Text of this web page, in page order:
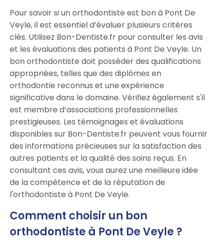
Pour savoir si un orthodontiste est bon à Pont De
Veyle, il est essentiel d’évaluer plusieurs critères
clés. Utilisez Bon-Dentiste.fr pour consulter les avis
et les évaluations des patients à Pont De Veyle. Un
bon orthodontiste doit posséder des qualifications
appropriées, telles que des diplômes en
orthodontie reconnus et une expérience
significative dans le domaine. Vérifiez également s'il
est membre d’associations professionnelles
prestigieuses. Les témoignages et évaluations
disponibles sur Bon-Dentiste.fr peuvent vous fournir
des informations précieuses sur la satisfaction des
autres patients et la qualité des soins reçus. En
consultant ces avis, vous aurez une meilleure idée
de la compétence et de la réputation de
l'orthodontiste à Pont De Veyle.
Comment choisir un bon
orthodontiste à Pont De Veyle ?